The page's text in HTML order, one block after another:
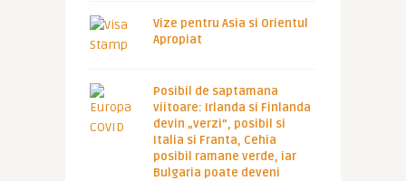
Vize pentru Asia si Orientul
Apropiat
Posibil de saptamana
viitoare: Irlanda si Finlanda
devin „verzi”, posibil si
Italia si Franta, Cehia
posibil ramane verde, iar
Bulgaria poate deveni